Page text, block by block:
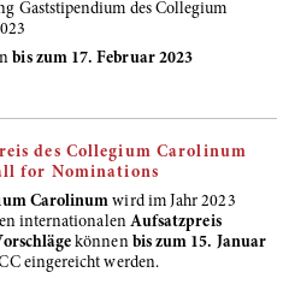
Gaststipendium des Collegium
bis zum 17. Februar 2023
des Collegium Carolinum
for Nominations
Carolinum wird im Jahr 2023
internationalen Aufsatzpreis
können bis zum 15. Januar
eingereicht werden.